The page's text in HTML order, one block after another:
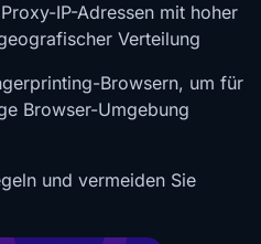
IP-Adressen mit hoher
Verteilung
Browsern, um für
Browser-Umgebung
und vermeiden Sie